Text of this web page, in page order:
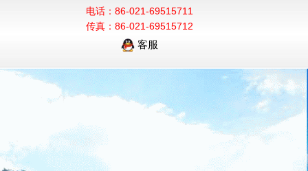
电话：86-021-69515711
传真：86-021-69515712
客服